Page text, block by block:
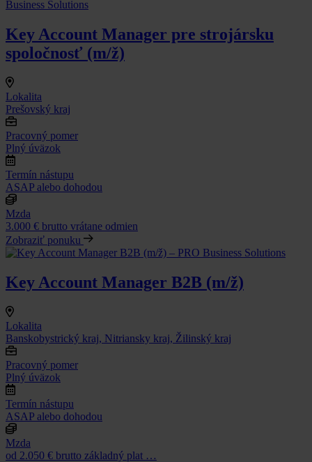
Key Account Manager pre strojársku
spoločnosť (m/ž)
Lokalita
Prešovský kraj
Pracovný pomer
Plný úväzok
Termín nástupu
ASAP alebo dohodou
Mzda
3.000 € brutto vrátane odmien
Zobraziť ponuku
Key Account Manager B2B (m/ž)
Lokalita
Banskobystrický kraj, Nitriansky kraj, Žilinský kraj
Pracovný pomer
Plný úväzok
Termín nástupu
ASAP alebo dohodou
Mzda
od 2.050 € brutto základný plat …